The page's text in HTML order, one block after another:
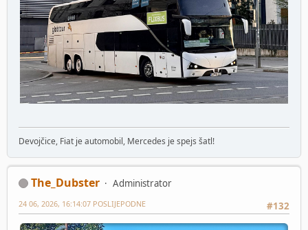
Devojčice, Fiat je automobil, Mercedes je spejs šatl!
The_Dubster
Administrator
#132
24 06, 2026, 16:14:07 POSLIJEPODNE